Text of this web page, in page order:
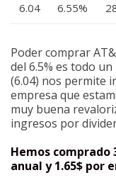
6.04 6.55%
Poder comprar
del 6.5% es todo
(6.04) nos permite
empresa que
muy buena
ingresos por
Hemos comprado
anual y 1.65$ por